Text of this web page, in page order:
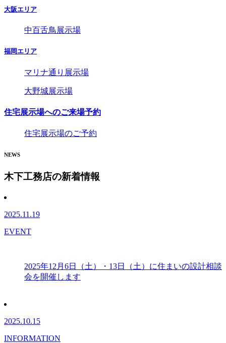
大阪エリア
中百舌鳥展示場
福岡エリア
マリナ通り展示場
大野城展示場
住宅展示場へのご来場予約
住宅展示場のご予約
NEWS
木下工務店の新着情報
2025.11.19
EVENT
2025年12月6日（土）・13日（土）に住まいの設計相談
会を開催します
2025.10.15
INFORMATION